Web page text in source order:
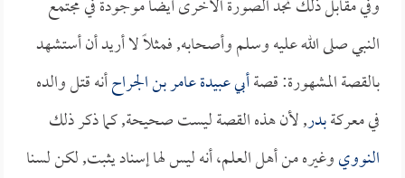
وفي مقابل ذلك تجد الصورة الأخرى أيضاً موجودة في مجتمع
النبي صلى الله عليه وسلم وأصحابه, فمثلاً لا أريد أن أستشهد
بالقصة المشهورة: قصةأبي عبيدة عامر بن الجراحأنه قتل والده
في معركةبدر, لأن هذه القصة ليست صحيحة, كما ذكر ذلك
النوويوغيره من أهل العلم، أنه ليس لها إسناد يثبت, لكن لسنا